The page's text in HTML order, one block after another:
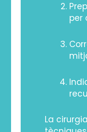
per
La